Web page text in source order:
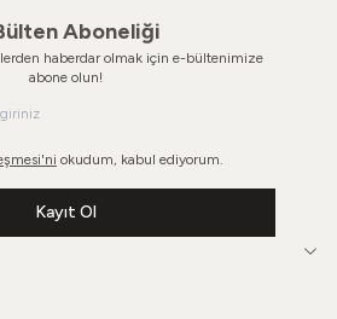
Aboneliği
haberdar olmak için e-bültenimize
abone olun!
okudum, kabul ediyorum.
Kayıt Ol